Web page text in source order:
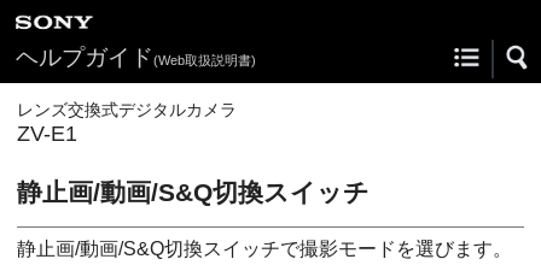
ヘルプガイド(Web取扱説明書)
レンズ交換式デジタルカメラ
ZV-E1
静止画/動画/S&Q切換スイッチ
静止画/動画/S&Q切換スイッチで撮影モードを選びます。